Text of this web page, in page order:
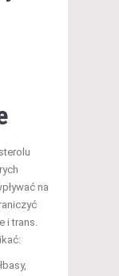
na
i trans.